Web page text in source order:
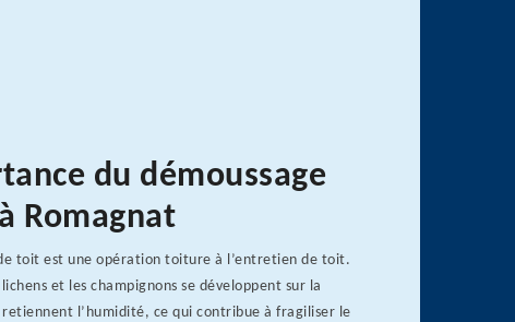
du démoussage
Romagnat
toit est une opération toiture à l’entretien de toit.
lichens et les champignons se développent sur la
l’humidité, ce qui contribue à fragiliser le